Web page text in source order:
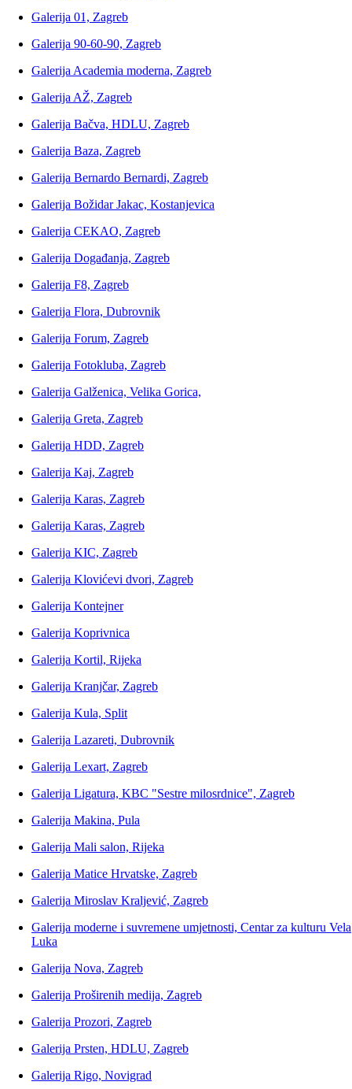
Galerija 01, Zagreb
Galerija 90-60-90, Zagreb
Galerija Academia moderna, Zagreb
Galerija AŽ, Zagreb
Galerija Bačva, HDLU, Zagreb
Galerija Baza, Zagreb
Galerija Bernardo Bernardi, Zagreb
Galerija Božidar Jakac, Kostanjevica
Galerija CEKAO, Zagreb
Galerija Događanja, Zagreb
Galerija F8, Zagreb
Galerija Flora, Dubrovnik
Galerija Forum, Zagreb
Galerija Fotokluba, Zagreb
Galerija Galženica, Velika Gorica,
Galerija Greta, Zagreb
Galerija HDD, Zagreb
Galerija Kaj, Zagreb
Galerija Karas, Zagreb
Galerija Karas, Zagreb
Galerija KIC, Zagreb
Galerija Klovićevi dvori, Zagreb
Galerija Kontejner
Galerija Koprivnica
Galerija Kortil, Rijeka
Galerija Kranjčar, Zagreb
Galerija Kula, Split
Galerija Lazareti, Dubrovnik
Galerija Lexart, Zagreb
Galerija Ligatura, KBC "Sestre milosrdnice", Zagreb
Galerija Makina, Pula
Galerija Mali salon, Rijeka
Galerija Matice Hrvatske, Zagreb
Galerija Miroslav Kraljević, Zagreb
Galerija moderne i suvremene umjetnosti, Centar za kulturu Vela
Luka
Galerija Nova, Zagreb
Galerija Proširenih medija, Zagreb
Galerija Prozori, Zagreb
Galerija Prsten, HDLU, Zagreb
Galerija Rigo, Novigrad